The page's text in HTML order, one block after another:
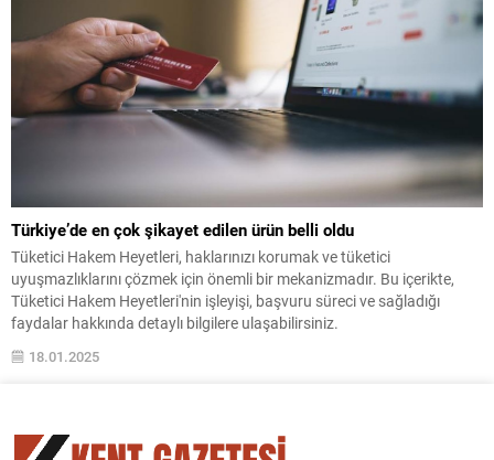
Türkiye’de en çok şikayet edilen ürün belli oldu
Tüketici Hakem Heyetleri, haklarınızı korumak ve tüketici
uyuşmazlıklarını çözmek için önemli bir mekanizmadır. Bu içerikte,
Tüketici Hakem Heyetleri'nin işleyişi, başvuru süreci ve sağladığı
faydalar hakkında detaylı bilgilere ulaşabilirsiniz.
18.01.2025